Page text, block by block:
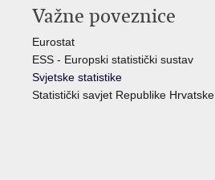
Važne poveznice
Eurostat
ESS - Europski statistički sustav
Svjetske statistike
Statistički savjet Republike Hrvatske